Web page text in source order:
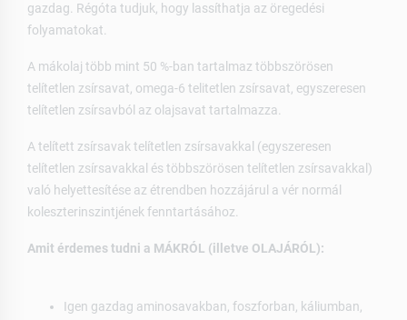
gazdag. Régóta tudjuk, hogy lassíthatja az öregedési
folyamatokat.
A mákolaj több mint 50 %-ban tartalmaz többszörösen
telítetlen zsírsavat, omega-6 telitetlen zsírsavat, egyszeresen
telítetlen zsírsavból az olajsavat tartalmazza.
A telített zsírsavak telítetlen zsírsavakkal (egyszeresen
telítetlen zsírsavakkal és többszörösen telítetlen zsírsavakkal)
való helyettesítése az étrendben hozzájárul a vér normál
koleszterinszintjének fenntartásához.
Amit érdemes tudni a MÁKRÓL (illetve OLAJÁRÓL):
Igen gazdag aminosavakban, foszforban, káliumban,